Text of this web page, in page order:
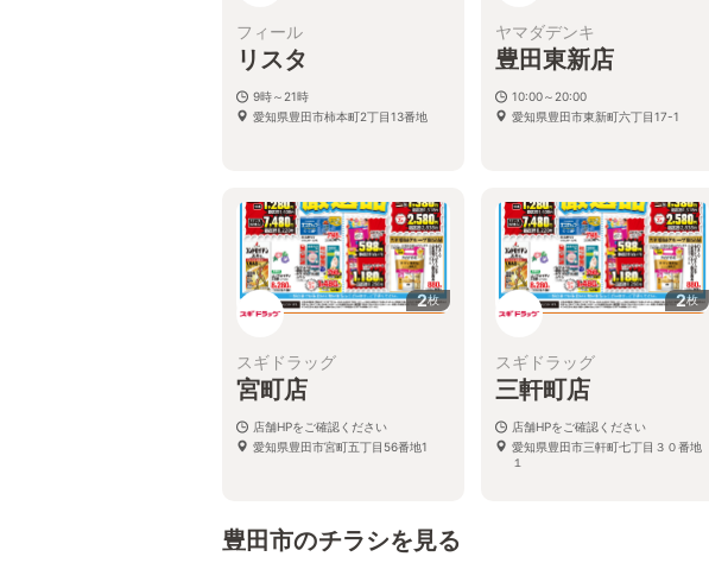
フィール
リスタ
9時～21時
愛知県豊田市柿本町2丁目13番地
ヤマダデンキ
豊田東新店
10:00～20:00
愛知県豊田市東新町六丁目17-1
2枚
スギドラッグ
宮町店
店舗HPをご確認ください
愛知県豊田市宮町五丁目56番地1
2枚
スギドラッグ
三軒町店
店舗HPをご確認ください
愛知県豊田市三軒町七丁目３０番地
１
豊田市のチラシを見る